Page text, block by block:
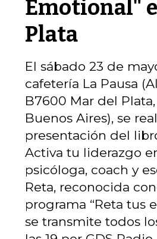
Emotional"
Plata
El sábado 23 de
cafetería La Pausa
B7600 Mar del
Buenos Aires), se
presentación del
Activa tu liderazgo
psicóloga, coach y
Reta, reconocida
programa “Reta tus
se transmite todos